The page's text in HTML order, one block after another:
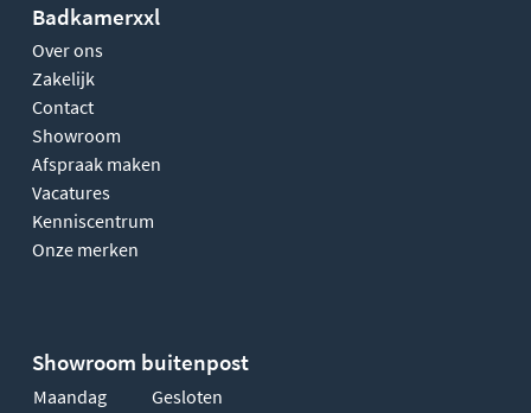
Badkamerxxl
Over ons
Zakelijk
Contact
Showroom
Afspraak maken
Vacatures
Kenniscentrum
Onze merken
Showroom buitenpost
Maandag Gesloten